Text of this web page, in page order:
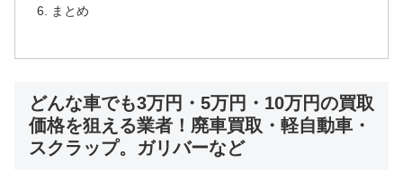
まとめ
どんな車でも3万円・5万円・10万円の買取
価格を狙える業者！廃車買取・軽自動車・
スクラップ。ガリバーなど